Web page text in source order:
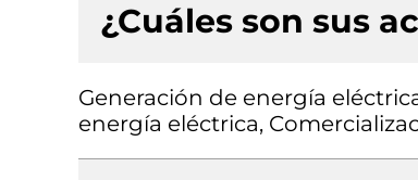
¿Cuáles son sus
Generación de energía
energía eléctrica,